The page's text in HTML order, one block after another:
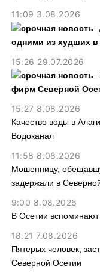
11:09 3.08.2026
одними из худших
15:26 29.07.2026
фирм Северной
15:27 8.08.2026
Качество воды в
Водоканал
11:58 8.08.2026
Мошенницу,
задержали в
9:00 8.08.2026
В Осетии вспоминают
18:21 7.08.2026
Пятерых человек,
Северной Осетии